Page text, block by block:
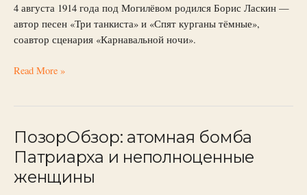
4 августа 1914 года под Могилёвом родился Борис Ласкин —
автор песен «Три танкиста» и «Спят курганы тёмные»,
соавтор сценария «Карнавальной ночи».
песенника.
4
августа
Read More »
ПозорОбзор: атомная бомба
Патриарха и неполноценные
женщины
ПозорОбзор:
атомная
бомба
Патриарха